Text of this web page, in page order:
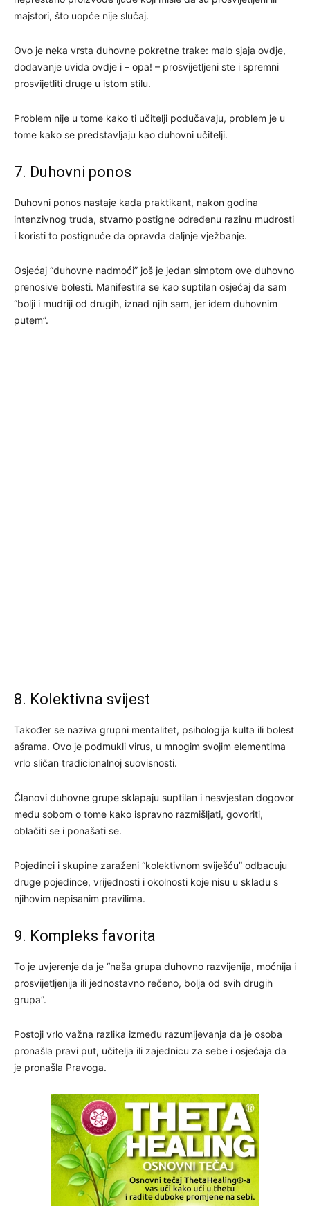
majstori, što uopće nije slučaj.
Ovo je neka vrsta duhovne pokretne trake: malo sjaja ovdje,
dodavanje uvida ovdje i – opa! – prosvijetljeni ste i spremni
prosvijetliti druge u istom stilu.
Problem nije u tome kako ti učitelji podučavaju, problem je u
tome kako se predstavljaju kao duhovni učitelji.
7. Duhovni ponos
Duhovni ponos nastaje kada praktikant, nakon godina
intenzivnog truda, stvarno postigne određenu razinu mudrosti
i koristi to postignuće da opravda daljnje vježbanje.
Osjećaj “duhovne nadmoći” još je jedan simptom ove duhovno
prenosive bolesti. Manifestira se kao suptilan osjećaj da sam
“bolji i mudriji od drugih, iznad njih sam, jer idem duhovnim
putem”.
8. Kolektivna svijest
Također se naziva grupni mentalitet, psihologija kulta ili bolest
ašrama. Ovo je podmukli virus, u mnogim svojim elementima
vrlo sličan tradicionalnoj suovisnosti.
Članovi duhovne grupe sklapaju suptilan i nesvjestan dogovor
među sobom o tome kako ispravno razmišljati, govoriti,
oblačiti se i ponašati se.
Pojedinci i skupine zaraženi “kolektivnom sviješću” odbacuju
druge pojedince, vrijednosti i okolnosti koje nisu u skladu s
njihovim nepisanim pravilima.
9. Kompleks favorita
To je uvjerenje da je “naša grupa duhovno razvijenija, moćnija i
prosvijetljenija ili jednostavno rečeno, bolja od svih drugih
grupa”.
Postoji vrlo važna razlika između razumijevanja da je osoba
pronašla pravi put, učitelja ili zajednicu za sebe i osjećaja da
je pronašla Pravoga.